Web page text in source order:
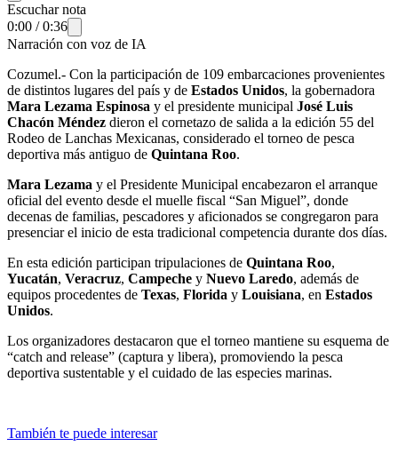
Escuchar nota
0:00 /0:36
Narración con voz de IA
Cozumel.- Con la participación de 109 embarcaciones provenientes
de distintos lugares del país y de Estados Unidos, la gobernadora
Mara Lezama Espinosa y el presidente municipal José Luis
Chacón Méndez dieron el cornetazo de salida a la edición 55 del
Rodeo de Lanchas Mexicanas, considerado el torneo de pesca
deportiva más antiguo de Quintana Roo.
Mara Lezama y el Presidente Municipal encabezaron el arranque
oficial del evento desde el muelle fiscal “San Miguel”, donde
decenas de familias, pescadores y aficionados se congregaron para
presenciar el inicio de esta tradicional competencia durante dos días.
En esta edición participan tripulaciones de Quintana Roo,
Yucatán, Veracruz, Campeche y Nuevo Laredo, además de
equipos procedentes de Texas, Florida y Louisiana, en Estados
Unidos.
Los organizadores destacaron que el torneo mantiene su esquema de
“catch and release” (captura y libera), promoviendo la pesca
deportiva sustentable y el cuidado de las especies marinas.
También te puede interesar